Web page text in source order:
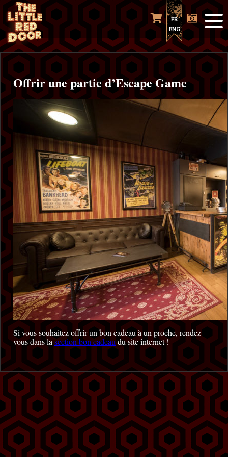
FR
ENG
Offrir une partie d’Escape Game
Si vous souhaitez offrir un bon cadeau à un proche, rendez-
vous dans lasection bon cadeaudu site internet !